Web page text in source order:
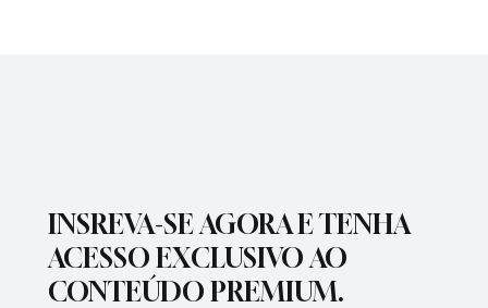
INSREVA-SE AGORA E TENHA
ACESSO EXCLUSIVO AO
CONTEÚDO PREMIUM.